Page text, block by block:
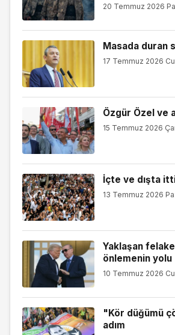
20 Temmuz 2026
Masada duran
17 Temmuz 2026
Özgür Özel ve
15 Temmuz 2026
İçte ve dışta
13 Temmuz 2026
Yaklaşan
önlemenin yolu
10 Temmuz 2026
"Kör düğümü
adım